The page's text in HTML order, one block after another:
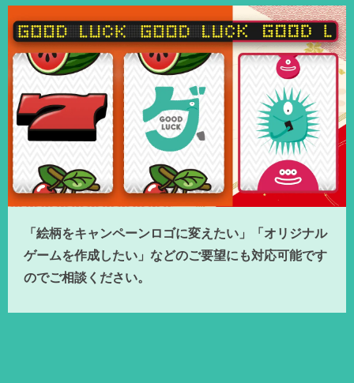
「絵柄をキャンペーンロゴに変えたい」「オリジナル
ゲームを作成したい」などのご要望にも対応可能です
のでご相談ください。